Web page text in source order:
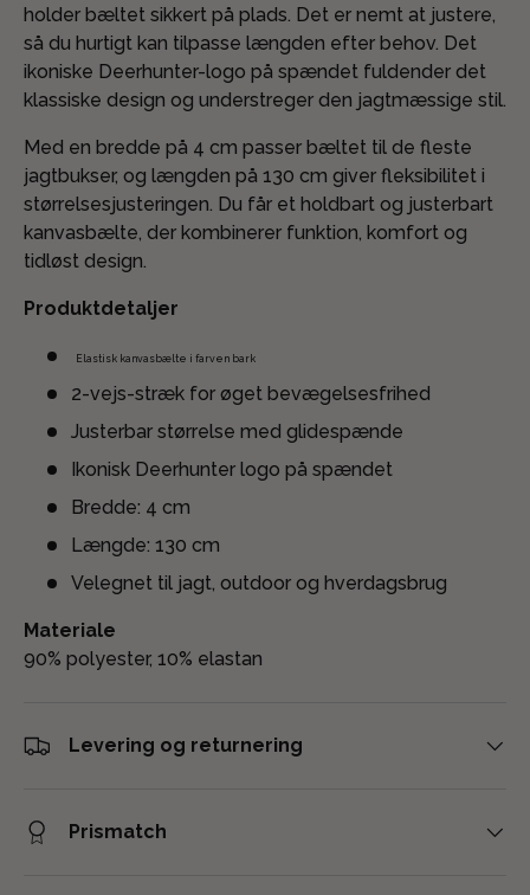
holder bæltet sikkert på plads. Det er nemt at justere,
så du hurtigt kan tilpasse længden efter behov. Det
ikoniske Deerhunter-logo på spændet fuldender det
klassiske design og understreger den jagtmæssige stil.
Med en bredde på 4 cm passer bæltet til de fleste
jagtbukser, og længden på 130 cm giver fleksibilitet i
størrelsesjusteringen. Du får et holdbart og justerbart
kanvasbælte, der kombinerer funktion, komfort og
tidløst design.
Produktdetaljer
Elastisk kanvasbælte i farven bark
2-vejs-stræk for øget bevægelsesfrihed
Justerbar størrelse med glidespænde
Ikonisk Deerhunter logo på spændet
Bredde: 4 cm
Længde: 130 cm
Velegnet til jagt, outdoor og hverdagsbrug
Materiale
90% polyester, 10% elastan
Levering og returnering
Prismatch